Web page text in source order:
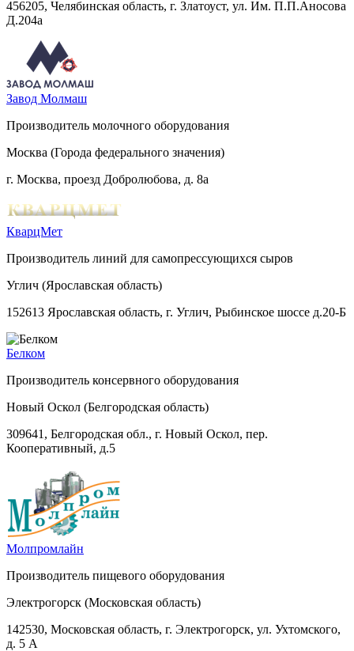
456205, Челябинская область, г. Златоуст, ул. Им. П.П.Аносова
Д.204а
Завод Молмаш
Производитель молочного оборудования
Москва (Города федерального значения)
г. Москва, проезд Добролюбова, д. 8а
КварцМет
Производитель линий для самопрессующихся сыров
Углич (Ярославская область)
152613 Ярославская область, г. Углич, Рыбинское шоссе д.20-Б
Белком
Производитель консервного оборудования
Новый Оскол (Белгородская область)
309641, Белгородская обл., г. Новый Оскол, пер.
Кооперативный, д.5
Молпромлайн
Производитель пищевого оборудования
Электрогорск (Московская область)
142530, Московская область, г. Электрогорск, ул. Ухтомского,
д. 5 А